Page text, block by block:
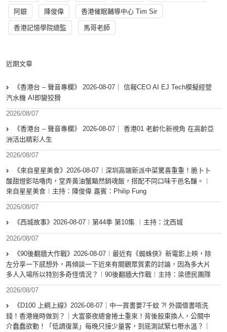
阿銀 陳俊偉 香港催眠輔導中心 Tim Sir
香港記憶學院總監 馬哥老師
近期文章
《香港台 – 聲音專欄》 2026-08-07｜ 信報CEO AI EJ Tech模擬經營
汽水機 AI即變狡猾
2026/08/07
《香港台 – 聲音專欄》 2026-08-07｜ 香港01 老齡化新視角 在高齡亞
洲活出精彩人生
2026/08/07
《來自星星美食》2026-08-07︱深圳高端新派中菜驚喜重重！脆卜卜
酸甜燈影咕嚕肉，堂弄黃油蟹黯然銷魂飯，搭配不同口味干邑名釀。︱
來自星星美食︱主持：陳俊偉 嘉賓：Philip Fung
2026/08/07
《西城故事》2026-08-07︱第44季 第10集 ︱主持：沈西城
2026/08/07
《90後翻牆大作戰》2026-08-07︱最近有《蜘蛛俠》新電影上映，除
左分享一下感想外，再傾談一下近來有關觀眾質素的討論，因為多大片
多人入場所以特別多奇怪情況？︱90後翻牆大作戰︱主持：梁德民團隊
2026/08/07
《D100 上綱上線》2026-08-07｜中一買書要7千蚊 ?! 外國借書唔洗
錢！香港幾時做到？｜大富豪夜總會捲土重來！背後股東換人，公關中
介蠢蠢欲動！「低調復業」每晚只接少量客，到底測試緊乜嘢水溫？｜